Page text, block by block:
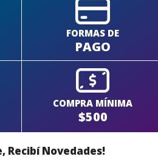
FORMAS DE
PAGO
COMPRA MÍNIMA
$500
Recibí Novedades!